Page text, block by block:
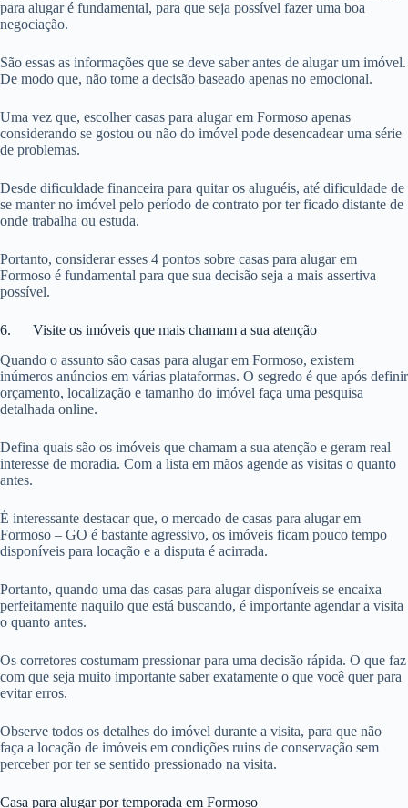
para alugar é fundamental, para que seja possível fazer uma boa
negociação.
São essas as informações que se deve saber antes de alugar um imóvel.
De modo que, não tome a decisão baseado apenas no emocional.
Uma vez que, escolher casas para alugar em Formoso apenas
considerando se gostou ou não do imóvel pode desencadear uma série
de problemas.
Desde dificuldade financeira para quitar os aluguéis, até dificuldade de
se manter no imóvel pelo período de contrato por ter ficado distante de
onde trabalha ou estuda.
Portanto, considerar esses 4 pontos sobre casas para alugar em
Formoso é fundamental para que sua decisão seja a mais assertiva
possível.
6. Visite os imóveis que mais chamam a sua atenção
Quando o assunto são casas para alugar em Formoso, existem
inúmeros anúncios em várias plataformas. O segredo é que após definir
orçamento, localização e tamanho do imóvel faça uma pesquisa
detalhada online.
Defina quais são os imóveis que chamam a sua atenção e geram real
interesse de moradia. Com a lista em mãos agende as visitas o quanto
antes.
É interessante destacar que, o mercado de casas para alugar em
Formoso – GO é bastante agressivo, os imóveis ficam pouco tempo
disponíveis para locação e a disputa é acirrada.
Portanto, quando uma das casas para alugar disponíveis se encaixa
perfeitamente naquilo que está buscando, é importante agendar a visita
o quanto antes.
Os corretores costumam pressionar para uma decisão rápida. O que faz
com que seja muito importante saber exatamente o que você quer para
evitar erros.
Observe todos os detalhes do imóvel durante a visita, para que não
faça a locação de imóveis em condições ruins de conservação sem
perceber por ter se sentido pressionado na visita.
Casa para alugar por temporada em Formoso